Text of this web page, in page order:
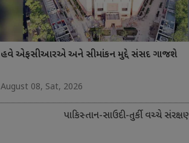
હવે એફસીઆરએ અને સીમાંકન મુદ્દે સંસદ ગાજશે
August 08, Sat, 2026
પાકિસ્તાન-સાઉદી-તુર્કી વચ્ચે